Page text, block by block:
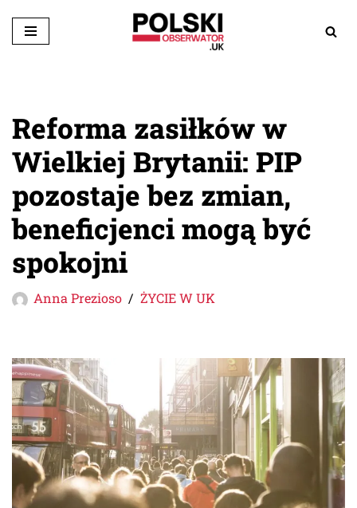
Przejdź
Reforma zasiłków w
Wielkiej Brytanii: PIP
pozostaje bez zmian,
beneficjenci mogą być
spokojni
Anna Prezioso ŻYCIE W UK